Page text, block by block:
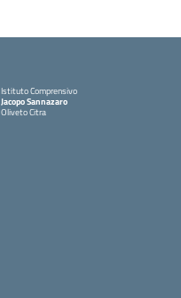
Istituto Comprensivo
Jacopo Sannazaro
Oliveto Citra